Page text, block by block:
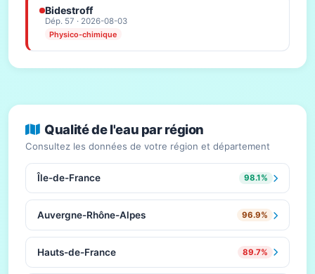
Bidestroff
Dép. 57 · 2026-08-03
Physico-chimique
Qualité de l'eau par région
Consultez les données de votre région et département
Île-de-France 98.1%
Auvergne-Rhône-Alpes 96.9%
Hauts-de-France 89.7%